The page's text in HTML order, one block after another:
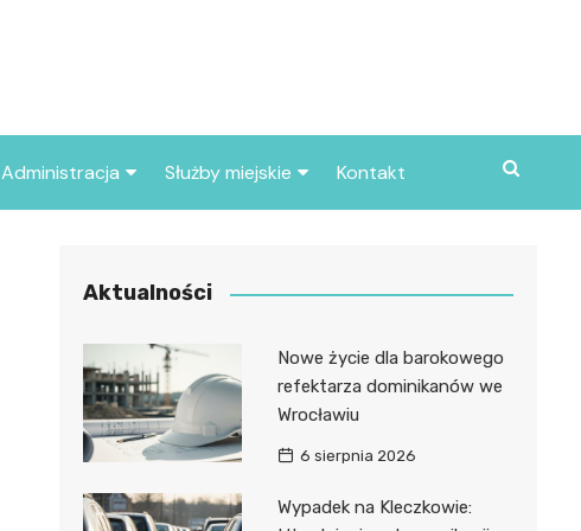
Administracja
Urząd miasta
Służby miejskie
Policja
Kontakt
Aktualności
Nowe życie dla barokowego
refektarza dominikanów we
Wrocławiu
6 sierpnia 2026
Wypadek na Kleczkowie: